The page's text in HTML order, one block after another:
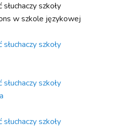
szkoły
w szkole językowej
szkoły
szkoły
szkoły